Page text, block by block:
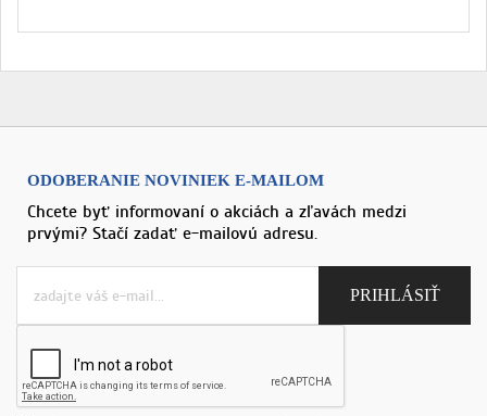
ODOBERANIE NOVINIEK E-MAILOM
Chcete byť informovaní o akciách a zľavách medzi
prvými? Stačí zadať e-mailovú adresu.